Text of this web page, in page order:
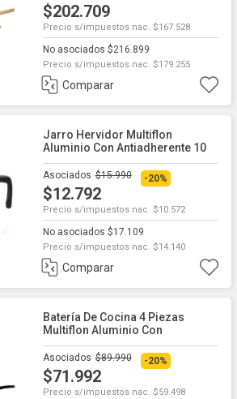
$202.709
Precio s/impuestos nac. $167.528
No asociados $216.899
Precio s/impuestos nac. $179.255
Comparar
Jarro Hervidor Multiflon
Aluminio Con Antiadherente 10
Cm
Asociados $15.990
$12.792
-20%
Precio s/impuestos nac. $10.572
No asociados $17.109
Precio s/impuestos nac. $14.140
Comparar
Batería De Cocina 4 Piezas
Multiflon Aluminio Con
Antiadherente
Asociados $89.990
$71.992
-20%
Precio s/impuestos nac. $59.498